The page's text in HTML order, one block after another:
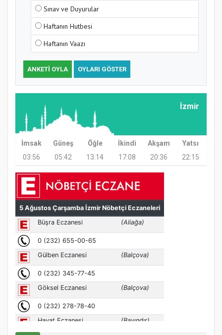
Sınav ve Duyurular
Haftanın Hutbesi
Haftanın Vaazı
ANKETI OYLA OYLARI GÖSTER
İzmir
İmsak Güneş Öğle İkindi Akşam
Yatsı
03:56
05:42 13:14 17:08 20:36 22:15